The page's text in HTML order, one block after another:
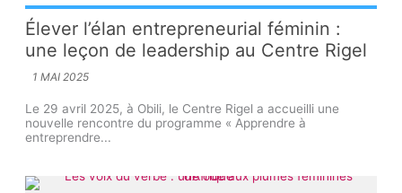
Élever l’élan entrepreneurial féminin :
une leçon de leadership au Centre Rigel
1 MAI 2025
Le 29 avril 2025, à Obili, le Centre Rigel a accueilli une
nouvelle rencontre du programme « Apprendre à
entreprendre...